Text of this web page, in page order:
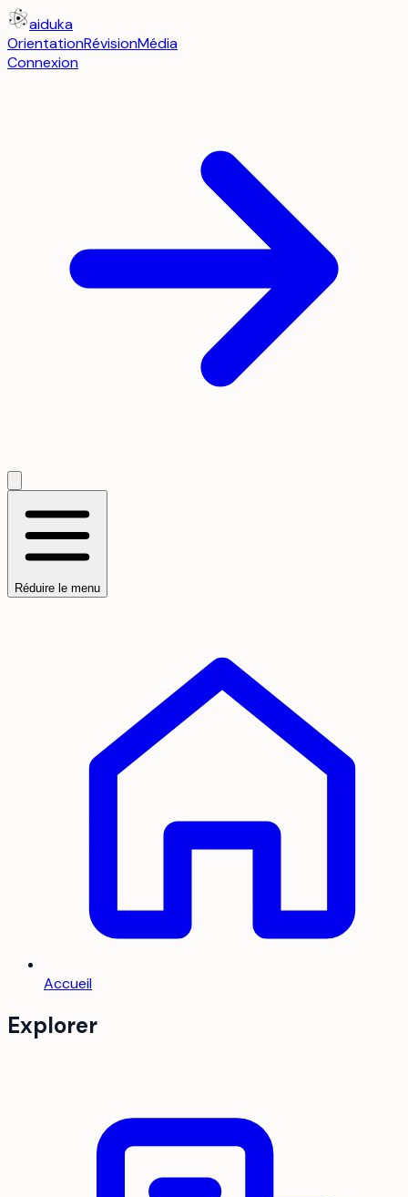
aiduka
OrientationRévisionMédia
Connexion
Réduire le menu
Accueil
Explorer